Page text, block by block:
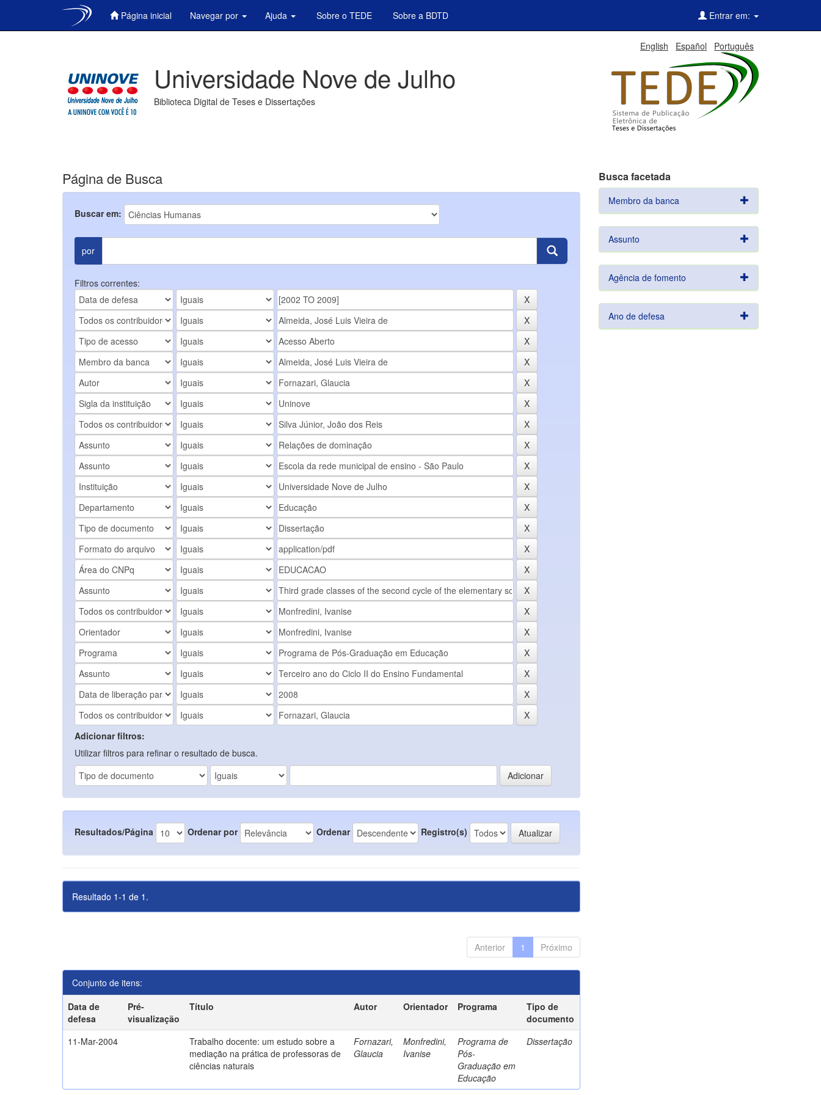
Página inicial Navegar por Ajuda Sobre o TEDE Sobre a BDTD Entrar em:
English Español Português
Universidade Nove de Julho
Biblioteca Digital de Teses e Dissertações
Página de Busca
Buscar em:
por
Filtros correntes:
Adicionar filtros:
Utilizar filtros para refinar o resultado de busca.
Resultados/Página Ordenar por Ordenar Registro(s)
Resultado 1-1 de 1.
Anterior 1 Próximo
Conjunto de itens:
Data de
defesa
Pré-
visualização
Título Autor Orientador Programa
Tipo de
documento
11-Mar-2004
Trabalho docente: um estudo sobre a
mediação na prática de professoras de
ciências naturais
Fornazari,
Glaucia
Monfredini,
Ivanise
Programa de
Pós-
Graduação em
Educação
Dissertação
Busca facetada
Membro da banca
Assunto
Agência de fomento
Ano de defesa